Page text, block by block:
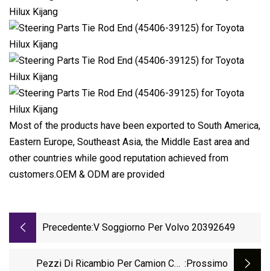
Most of the products have been exported to South America,
Eastern Europe, Southeast Asia, the Middle East area and
other countries while good reputation achieved from
customers.OEM & ODM are provided
Precedente:V Soggiorno Per Volvo 20392649
Pezzi Di Ricambio Per Camion Con :Prossimo